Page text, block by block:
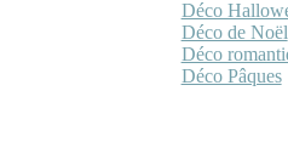
Déco
Déco de Noël
Déco
Déco Pâques